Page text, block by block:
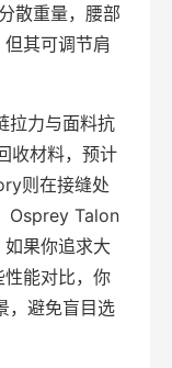
散重量，腰部
其可调节肩
拉力与面料抗
收材料，预计
则在接缝处
Osprey Talon
果你追求大
能对比，你
，避免盲目选